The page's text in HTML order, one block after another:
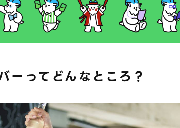
ーってどんなところ？